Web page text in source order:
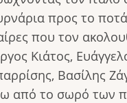
προς το
που τον
Κιάτος,
Βασίλης
από το σωρό των